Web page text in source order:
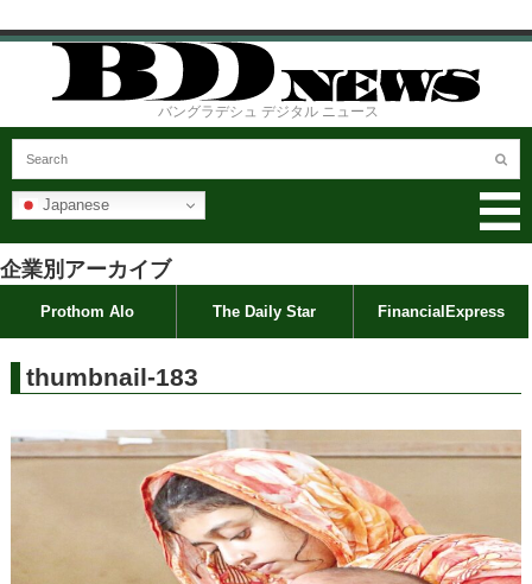
バングラデシュ デジタル ニュース
Japanese
企業別アーカイブ
Prothom Alo The Daily Star FinancialExpress
thumbnail-183